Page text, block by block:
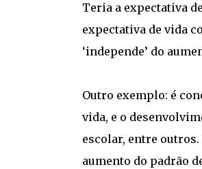
Teria a expectativa
expectativa de vida
‘independe’ do
Outro exemplo: é
vida, e o
escolar, entre
aumento do padrão